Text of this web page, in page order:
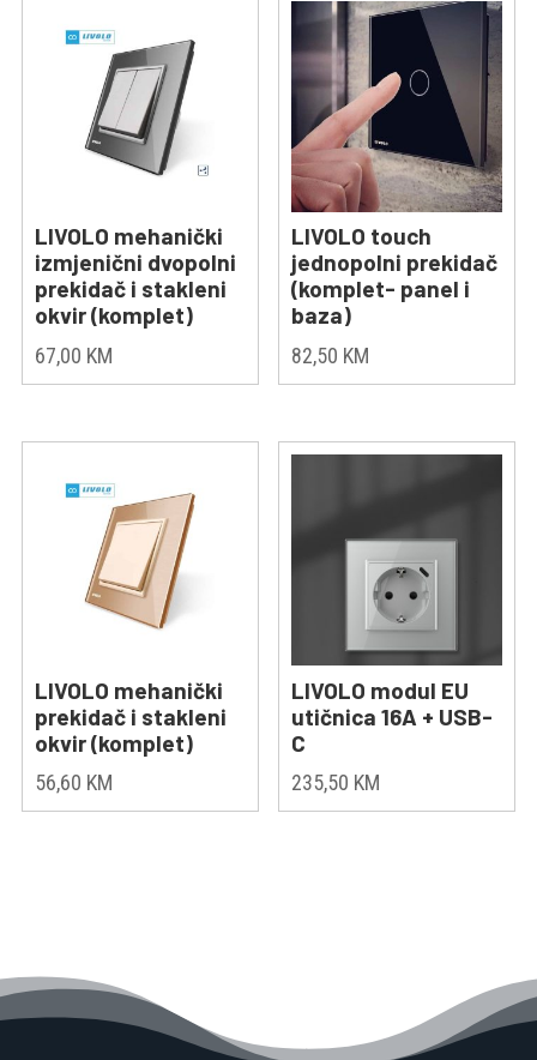
LIVOLO mehanički
izmjenični dvopolni
prekidač i stakleni
okvir (komplet)
67,00 KM
LIVOLO touch
jednopolni prekidač
(komplet- panel i
baza)
82,50 KM
LIVOLO mehanički
prekidač i stakleni
okvir (komplet)
56,60 KM
LIVOLO modul EU
utičnica 16A + USB-
C
235,50 KM